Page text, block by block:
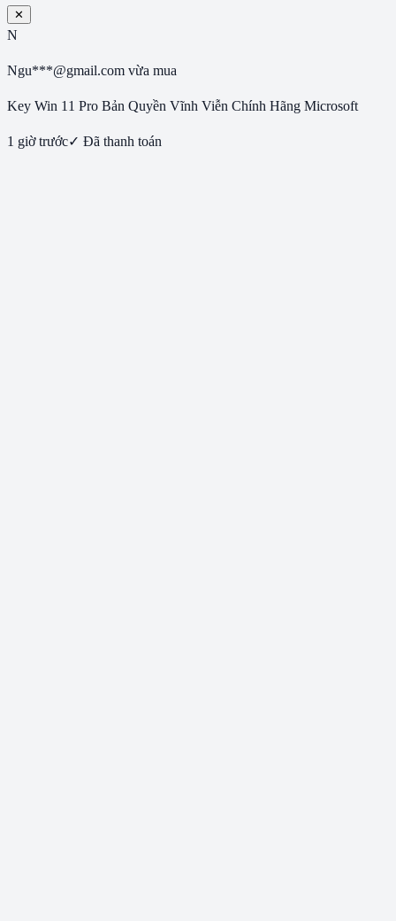
✕
N
Ngu***@gmail.com vừa mua
Key Win 11 Pro Bản Quyền Vĩnh Viễn Chính Hãng Microsoft
1 giờ trước✓ Đã thanh toán